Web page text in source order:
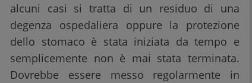
alcuni casi si tratta di un residuo di una
degenza ospedaliera oppure la protezione
dello stomaco è stata iniziata da tempo e
semplicemente non è mai stata terminata.
Dovrebbe essere messo regolarmente in